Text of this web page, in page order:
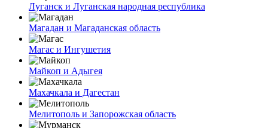
Луганск и Луганская народная республика
Магадан и Магаданская область
Магас и Ингушетия
Майкоп и Адыгея
Махачкала и Дагестан
Мелитополь и Запорожская область